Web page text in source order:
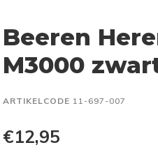
Beeren
M3000
ARTIKELCODE 11-697-007
€12,95